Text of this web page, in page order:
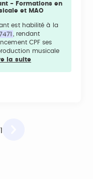
- Formations en
et MAO
est habilité à la
, rendant
CPF ses
musicale
la suite
1